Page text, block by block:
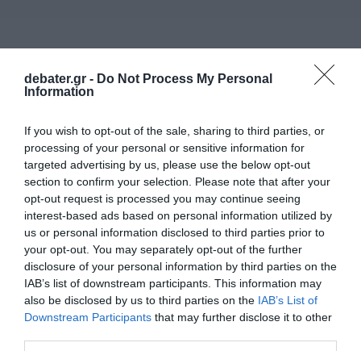
debater.gr - Do Not Process My Personal
Information
If you wish to opt-out of the sale, sharing to third parties, or
processing of your personal or sensitive information for
targeted advertising by us, please use the below opt-out
section to confirm your selection. Please note that after your
opt-out request is processed you may continue seeing
interest-based ads based on personal information utilized by
us or personal information disclosed to third parties prior to
your opt-out. You may separately opt-out of the further
disclosure of your personal information by third parties on the
IAB’s list of downstream participants. This information may
also be disclosed by us to third parties on the IAB’s List of
Downstream Participants that may further disclose it to other
ΕΛΛΑΔΑ